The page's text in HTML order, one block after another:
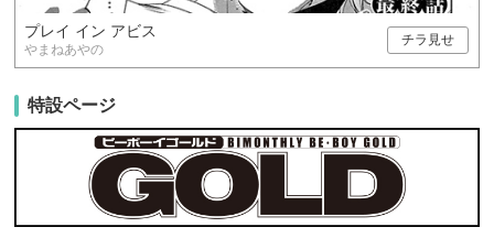
プレイ イン アビス
やまねあやの
チラ見せ
特設ページ